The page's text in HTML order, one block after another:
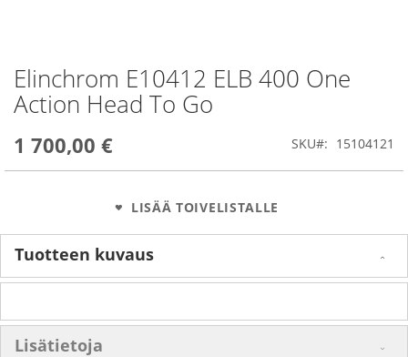
Elinchrom E10412 ELB 400 One
Action Head To Go
1 700,00 € SKU 15104121
LISÄÄ TOIVELISTALLE
Skip
to
the
of
images
Tuotteen kuvaus
Lisätietoja